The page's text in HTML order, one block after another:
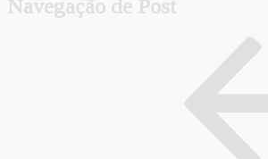
Navegação de Post